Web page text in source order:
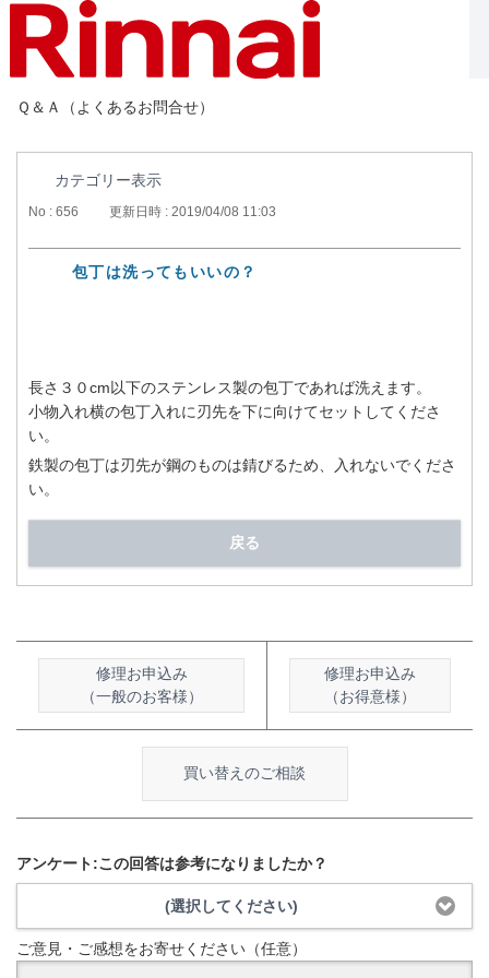
Ｑ＆Ａ（よくあるお問合せ）
カテゴリー表示
No : 656 更新日時 : 2019/04/08 11:03
包丁は洗ってもいいの？
長さ３０cm以下のステンレス製の包丁であれば洗えます。
小物入れ横の包丁入れに刃先を下に向けてセットしてくださ
い。
鉄製の包丁は刃先が鋼のものは錆びるため、入れないでくださ
い。
戻る
修理お申込み
（一般のお客様）
修理お申込み
（お得意様）
買い替えのご相談
アンケート:この回答は参考になりましたか？
(選択してください)
ご意見・ご感想をお寄せください（任意）